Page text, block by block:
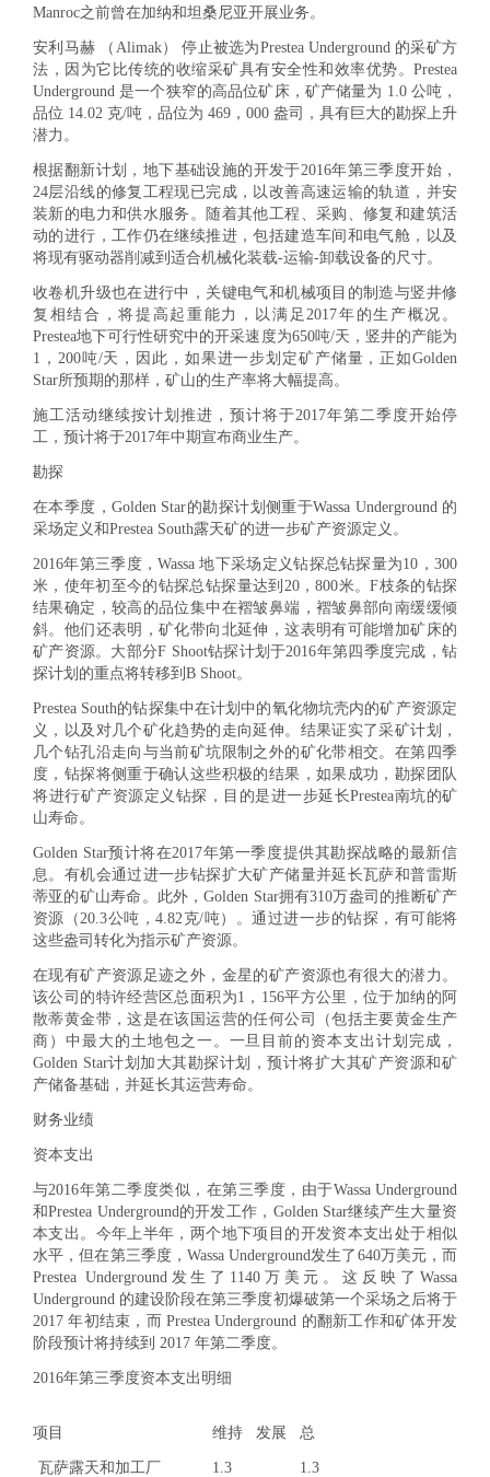
Manroc之前曾在加纳和坦桑尼亚开展业务。
安利马赫 （Alimak） 停止被选为Prestea Underground 的采矿方
法，因为它比传统的收缩采矿具有安全性和效率优势。Prestea
Underground 是一个狭窄的高品位矿床，矿产储量为 1.0 公吨，
品位 14.02 克/吨，品位为 469，000 盎司，具有巨大的勘探上升
潜力。
根据翻新计划，地下基础设施的开发于2016年第三季度开始，
24层沿线的修复工程现已完成，以改善高速运输的轨道，并安
装新的电力和供水服务。随着其他工程、采购、修复和建筑活
动的进行，工作仍在继续推进，包括建造车间和电气舱，以及
将现有驱动器削减到适合机械化装载-运输-卸载设备的尺寸。
收卷机升级也在进行中，关键电气和机械项目的制造与竖井修
复相结合，将提高起重能力，以满足2017年的生产概况。
Prestea地下可行性研究中的开采速度为650吨/天，竖井的产能为
1，200吨/天，因此，如果进一步划定矿产储量，正如Golden
Star所预期的那样，矿山的生产率将大幅提高。
施工活动继续按计划推进，预计将于2017年第二季度开始停
工，预计将于2017年中期宣布商业生产。
勘探
在本季度，Golden Star的勘探计划侧重于Wassa Underground 的
采场定义和Prestea South露天矿的进一步矿产资源定义。
2016年第三季度，Wassa 地下采场定义钻探总钻探量为10，300
米，使年初至今的钻探总钻探量达到20，800米。F枝条的钻探
结果确定，较高的品位集中在褶皱鼻端，褶皱鼻部向南缓缓倾
斜。他们还表明，矿化带向北延伸，这表明有可能增加矿床的
矿产资源。大部分F Shoot钻探计划于2016年第四季度完成，钻
探计划的重点将转移到B Shoot。
Prestea South的钻探集中在计划中的氧化物坑壳内的矿产资源定
义，以及对几个矿化趋势的走向延伸。结果证实了采矿计划，
几个钻孔沿走向与当前矿坑限制之外的矿化带相交。在第四季
度，钻探将侧重于确认这些积极的结果，如果成功，勘探团队
将进行矿产资源定义钻探，目的是进一步延长Prestea南坑的矿
山寿命。
Golden Star预计将在2017年第一季度提供其勘探战略的最新信
息。有机会通过进一步钻探扩大矿产储量并延长瓦萨和普雷斯
蒂亚的矿山寿命。此外，Golden Star拥有310万盎司的推断矿产
资源（20.3公吨，4.82克/吨）。通过进一步的钻探，有可能将
这些盎司转化为指示矿产资源。
在现有矿产资源足迹之外，金星的矿产资源也有很大的潜力。
该公司的特许经营区总面积为1，156平方公里，位于加纳的阿
散蒂黄金带，这是在该国运营的任何公司（包括主要黄金生产
商）中最大的土地包之一。一旦目前的资本支出计划完成，
Golden Star计划加大其勘探计划，预计将扩大其矿产资源和矿
产储备基础，并延长其运营寿命。
财务业绩
资本支出
与2016年第二季度类似，在第三季度，由于Wassa Underground
和Prestea Underground的开发工作，Golden Star继续产生大量资
本支出。今年上半年，两个地下项目的开发资本支出处于相似
水平，但在第三季度，Wassa Underground发生了640万美元，而
Prestea Underground发生了1140万美元。这反映了Wassa
Underground 的建设阶段在第三季度初爆破第一个采场之后将于
2017 年初结束，而 Prestea Underground 的翻新工作和矿体开发
阶段预计将持续到 2017 年第二季度。
2016年第三季度资本支出明细
项目 维持 发展 总
瓦萨露天和加工厂 1.3 1.3